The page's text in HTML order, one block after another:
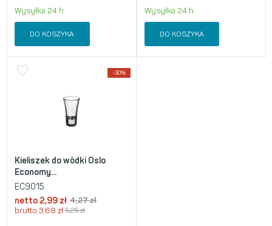
Wysyłka 24 h
DO KOSZYKA
Wysyłka 24 h
DO KOSZYKA
-30%
Kieliszek do wódki Oslo
Economy...
EC9015
netto 2,99 zł 4,27zł
brutto 3,68 zł 5,25zł